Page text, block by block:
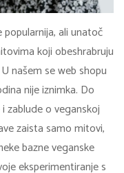
ali unatoč
koji obeshrabruju
našem se web shopu
nije iznimka. Do
zablude o veganskoj
zaista samo mitovi,
bazne veganske
eksperimentiranje s